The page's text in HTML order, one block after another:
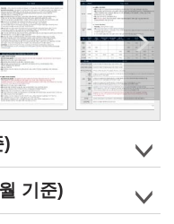
)
기준)